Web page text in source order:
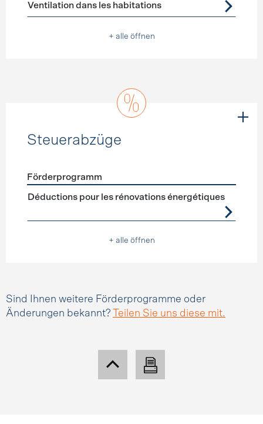
Ventilation dans les habitations
+ alle öffnen
Steuerabzüge
Förderprogramme Steuerabzüge
Förderprogramm
Déductions pour les rénovations énergétiques
+ alle öffnen
Sind Ihnen weitere Förderprogramme oder
Änderungen bekannt?
Teilen Sie uns diese mit.